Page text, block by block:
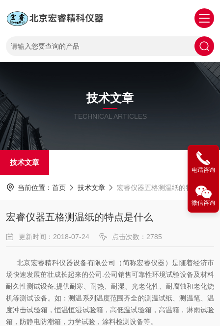
技术文章
TECHNICAL ARTICLES
技术文章
当前位置： 首页 技术文章 宏睿仪器五格测温纸的特点是什么
宏睿仪器五格测温纸的特点是什么
更新时间：2018-07-24 点击次数：2785
北京宏睿精科仪器设备有限公司（简称宏睿仪器）是随着经济市
场快速发展茁壮成长起来的公司.公司销售可靠性环境试验设备及材料
耐久性测试设备.提供耐寒、耐热、耐湿、光老化性、耐腐蚀和老化烧
机等测试设备。如：测温系列温度范围齐全的测温试纸、测温笔、温
度冲击试验箱，恒温恒湿试验箱，高低温试验箱，高温箱，淋雨试验
箱，防静电防潮箱，力学试验，涂料检测设备等。
电话咨询
微信咨询